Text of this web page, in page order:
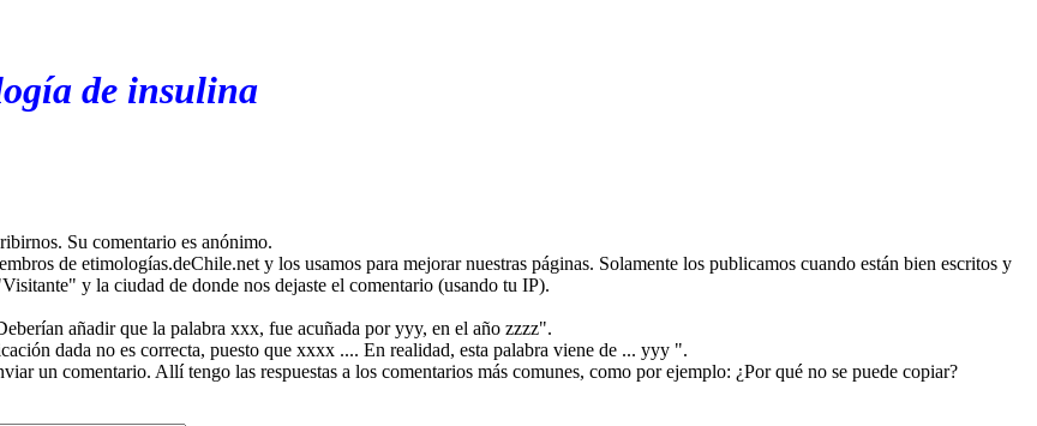
de insulina
Su comentario es anónimo.
de etimologías.deChile.net y los usamos para mejorar nuestras páginas. Solamente los publicamos cuando están bien escritos y
y la ciudad de donde nos dejaste el comentario (usando tu IP).
añadir que la palabra xxx, fue acuñada por yyy, en el año zzzz".
dada no es correcta, puesto que xxxx .... En realidad, esta palabra viene de ... yyy ".
un comentario. Allí tengo las respuestas a los comentarios más comunes, como por ejemplo: ¿Por qué no se puede copiar?